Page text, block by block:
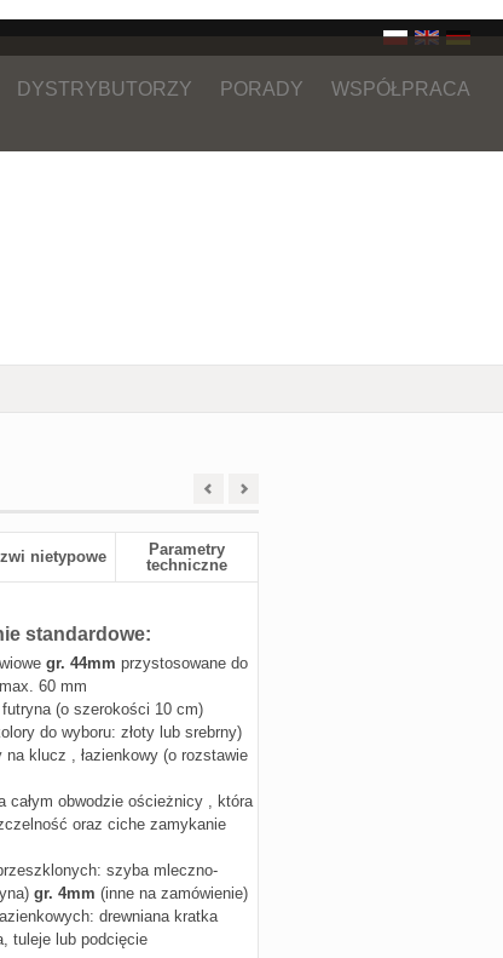
DYSTRYBUTORZY PORADY WSPÓŁPRACA
nietypowe
Parametry
techniczne
standardowe:
gr. 44mm przystosowane do
60 mm
(o szerokości 10 cm)
do wyboru: złoty lub srebrny)
na klucz , łazienkowy (o rozstawie
całym obwodzie ościeżnicy , która
oraz ciche zamykanie
szyba mleczno-
gr. 4mm (inne na zamówienie)
drewniana kratka
tuleje lub podcięcie